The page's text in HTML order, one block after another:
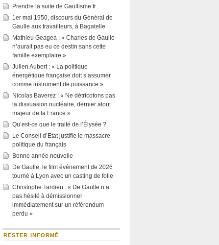
Prendre la suite de Gaullisme.fr
1er mai 1950, discours du Général de
Gaulle aux travailleurs, à Bagatelle
Mathieu Geagea : « Charles de Gaulle
n’aurait pas eu ce destin sans cette
famille exemplaire »
Julien Aubert : « La politique
énergétique française doit s’assumer
comme instrument de puissance »
Nicolas Baverez : « Ne détricotons pas
la dissuasion nucléaire, dernier atout
majeur de la France »
Qu’est-ce que le traité de l’Élysée ?
Le Conseil d’Etat justifie le massacre
politique du français
Bonne année nouvelle
De Gaulle, le film événement de 2026
tourné à Lyon avec un casting de folie
Christophe Tardieu : « De Gaulle n’a
pas hésité à démissionner
immédiatement sur un référendum
perdu »
RESTER INFORMÉ